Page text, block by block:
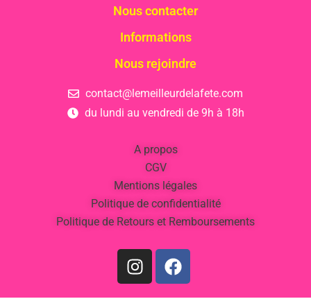
Nous contacter
Informations
Nous rejoindre
contact@lemeilleurdelafete.com
du lundi au vendredi de 9h à 18h
A propos
CGV
Mentions légales
Politique de confidentialité
Politique de Retours et Remboursements